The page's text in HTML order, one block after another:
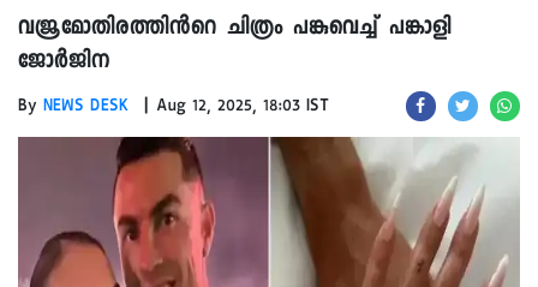
വജ്രമോതിരത്തിന്‍റെ ചിത്രം പങ്കുവെച്ച് പങ്കാളി
ജോർജിന
By NEWS DESK | Aug 12, 2025, 18:03 IST